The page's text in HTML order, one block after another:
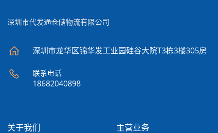
深圳市代发通仓储物流有限公司
深圳市龙华区锦华发工业园硅谷大院T3栋3楼305房
联系电话
18682040898
关于我们 主营业务